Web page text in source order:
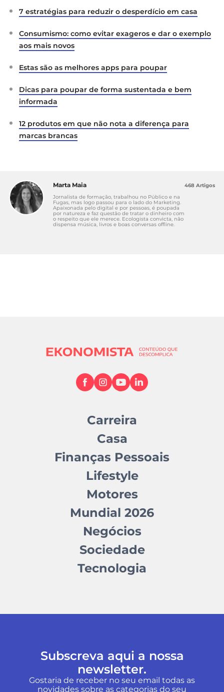
7 estratégias para reduzir o desperdício em casa
Consumismo: como evitar exageros e dar o exemplo
aos mais novos
Estas são as melhores apps para poupar
Dicas para poupar de forma sustentada e bem
informada
12 produtos em que não nota a diferença para
marcas brancas
Marta Maia
Jornalista de formação, trabalhou no Público e na
Fugas, mas logo passou para o lado do Marketing.
Apaixonada pelo digital e por pessoas, é poupada
por natureza e faz questão de tratar o dinheiro com
o respeito que ele merece. Ecologista convicta, não
dispensa música, livros e boas conversas offline.
468 Artigos
Carreira
Casa
Finanças Pessoais
Lifestyle
Motores
Mundial 2026
Negócios
Sociedade
Tecnologia
Subscreva aqui a nossa
newsletter.
Gostaria de receber no seu email todas as
novidades sobre as categorias do seu